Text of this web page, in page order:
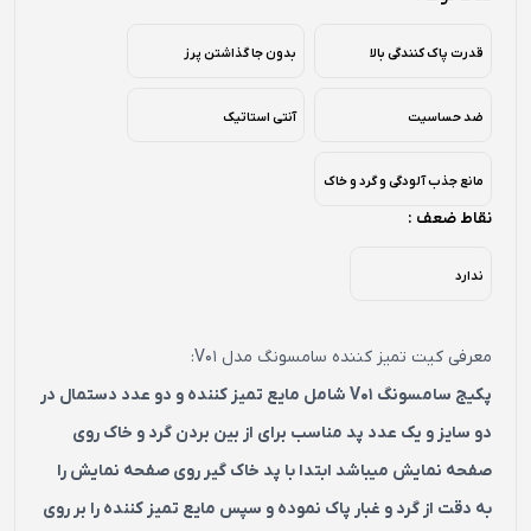
قدرت پاک کنندگی بالا بدون جا گذاشتن پرز
ضد حساسیت آنتی استاتیک
مانع جذب آلودگی و گرد و خاک
نقاط ضعف :
ندارد
معرفی کیت تمیز کننده سامسونگ مدل V01:
پکیج سامسونگ V01 شامل مایع تمیز کننده و دو عدد دستمال در
دو سایز و یک عدد پد مناسب برای از بین بردن گرد و خاک روی
صفحه نمایش میباشد ابتدا با پد خاک گیر روی صفحه نمایش را
به دقت از گرد و غبار پاک نموده و سپس مایع تمیز کننده را بر روی